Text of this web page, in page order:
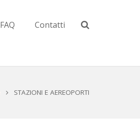
FAQ Contatti
STAZIONI E AEREOPORTI